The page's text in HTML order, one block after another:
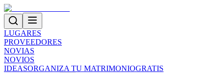
LUGARES
PROVEEDORES
NOVIAS
NOVIOS
IDEASORGANIZA TU MATRIMONIOGRATIS